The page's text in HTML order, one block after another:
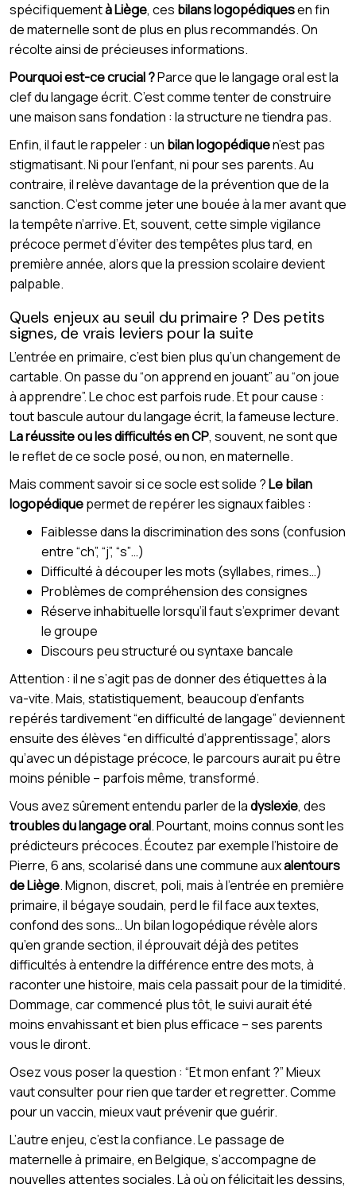
spécifiquementà Liège, ces bilans logopédiquesen fin
de maternelle sont de plus en plus recommandés. On
récolte ainsi de précieuses informations.
Pourquoi est-ce crucial ?Parce que le langage oral est la
clef du langage écrit. C’est comme tenter de construire
une maison sans fondation : la structure ne tiendra pas.
Enfin, il faut le rappeler : un bilan logopédiquen’est pas
stigmatisant. Ni pour l’enfant, ni pour ses parents. Au
contraire, il relève davantage de la prévention que de la
sanction. C’est comme jeter une bouée à la mer avant que
la tempête n’arrive. Et, souvent, cette simple vigilance
précoce permet d’éviter des tempêtes plus tard, en
première année, alors que la pression scolaire devient
palpable.
Quels enjeux au seuil du primaire ? Des petits
signes, de vrais leviers pour la suite
L’entrée en primaire, c’est bien plus qu’un changement de
cartable. On passe du “on apprend en jouant” au “on joue
à apprendre”. Le choc est parfois rude. Et pour cause :
tout bascule autour du langage écrit, la fameuse lecture.
La réussite ou les difficultés en CP, souvent, ne sont que
le reflet de ce socle posé, ou non, en maternelle.
Mais comment savoir si ce socle est solide ?Le bilan
logopédiquepermet de repérer les signaux faibles :
Faiblesse dans la discrimination des sons (confusion
entre “ch”, “j”, “s”…)
Difficulté à découper les mots (syllabes, rimes…)
Problèmes de compréhension des consignes
Réserve inhabituelle lorsqu’il faut s’exprimer devant
le groupe
Discours peu structuré ou syntaxe bancale
Attention : il ne s’agit pas de donner des étiquettes à la
va-vite. Mais, statistiquement, beaucoup d’enfants
repérés tardivement “en difficulté de langage” deviennent
ensuite des élèves “en difficulté d’apprentissage”, alors
qu’avec un dépistage précoce, le parcours aurait pu être
moins pénible – parfois même, transformé.
Vous avez sûrement entendu parler de ladyslexie, des
troubles du langage oral. Pourtant, moins connus sont les
prédicteurs précoces. Écoutez par exemple l’histoire de
Pierre, 6 ans, scolarisé dans une commune auxalentours
de Liège. Mignon, discret, poli, mais à l’entrée en première
primaire, il bégaye soudain, perd le fil face aux textes,
confond des sons… Un bilan logopédique révèle alors
qu’en grande section, il éprouvait déjà des petites
difficultés à entendre la différence entre des mots, à
raconter une histoire, mais cela passait pour de la timidité.
Dommage, car commencé plus tôt, le suivi aurait été
moins envahissant et bien plus efficace – ses parents
vous le diront.
Osez vous poser la question : “Et mon enfant ?” Mieux
vaut consulter pour rien que tarder et regretter. Comme
pour un vaccin, mieux vaut prévenir que guérir.
L’autre enjeu, c’est la confiance. Le passage de
maternelle à primaire, en Belgique, s’accompagne de
nouvelles attentes sociales. Là où on félicitait les dessins,